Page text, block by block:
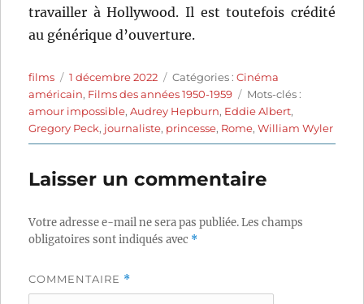
travailler à Hollywood. Il est toutefois crédité
au générique d’ouverture.
Auteur
films
Publié
le
1 décembre 2022 Catégories
Catégories :Cinéma
américain, Films des années 1950-1959 Étiquettes
Mots-clés :
amour impossible,Audrey Hepburn, Eddie Albert,
Gregory Peck, journaliste, princesse, Rome,William Wyler
Laisser un commentaire
Votre adresse e-mail ne sera pas publiée.Les champs
obligatoires sont indiqués avec *
COMMENTAIRE *